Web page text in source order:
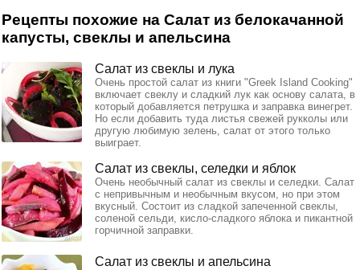
Рецепты похожие на Салат из белокачанной
капусты, свеклы и апельсина
Салат из свеклы и лука
Очень простой салат из книги "Greek Island Cooking"
включает свеклу и сладкий лук как основу салата, в
который добавляется петрушка и заправка винегрет.
Но если добавить туда листья свежей рукколы или
другую любимую зелень, салат от этого только
выиграет.
Салат из свеклы, селедки и яблок
Очень необычный салат из свеклы и селедки. Салат
с непривычным и необычным вкусом, но при этом
вкусный. Состоит из сладкой запеченной свеклы,
соленой сельди, кисло-сладкого яблока и пикантной
горчичной заправки.
Салат из свеклы и апельсина